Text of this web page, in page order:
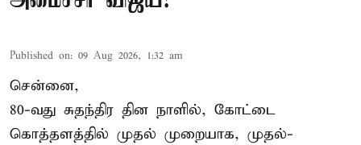
Published on: 09 Aug 2026, 1:32 am
சென்னை,
80-வது சுதந்திர தின நாளில், கோட்டை
கொத்தளத்தில் முதல் முறையாக, முதல்-